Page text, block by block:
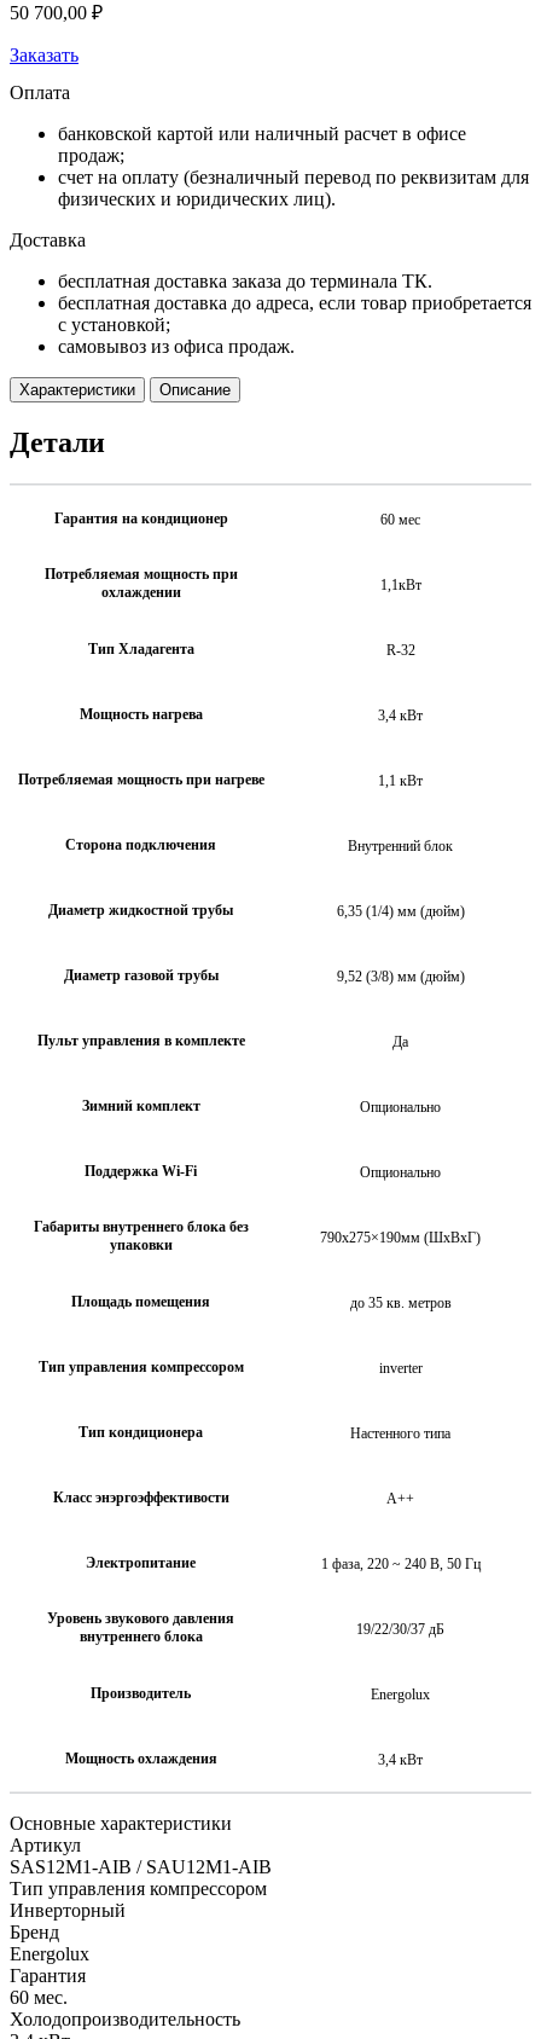
50 700,00 ₽
Заказать
Оплата
банковской картой или наличный расчет в офисе
продаж;
счет на оплату (безналичный перевод по реквизитам для
физических и юридических лиц).
Доставка
бесплатная доставка заказа до терминала ТК.
бесплатная доставка до адреса, если товар приобретается
с установкой;
самовывоз из офиса продаж.
Характеристики Описание
Детали
Гарантия на кондиционер 60 мес
Потребляемая мощность при
охлаждении
1,1кВт
Тип Хладагента R-32
Мощность нагрева 3,4 кВт
Потребляемая мощность при нагреве 1,1 кВт
Сторона подключения Внутренний блок
Диаметр жидкостной трубы 6,35 (1/4) мм (дюйм)
Диаметр газовой трубы 9,52 (3/8) мм (дюйм)
Пульт управления в комплекте Да
Зимний комплект Опционально
Поддержка Wi-Fi Опционально
Габариты внутреннего блока без
упаковки
790х275×190мм (ШхВхГ)
Площадь помещения до 35 кв. метров
Тип управления компрессором inverter
Тип кондиционера Настенного типа
Класс энэргоэффективости A++
Электропитание 1 фаза, 220 ~ 240 В, 50 Гц
Уровень звукового давления
внутреннего блока
19/22/30/37 дБ
Производитель Energolux
Мощность охлаждения 3,4 кВт
Основные характеристики
Артикул
SAS12M1-AIB / SAU12M1-AIB
Тип управления компрессором
Инверторный
Бренд
Energolux
Гарантия
60 мес.
Холодопроизводительность